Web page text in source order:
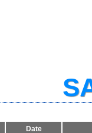
Date